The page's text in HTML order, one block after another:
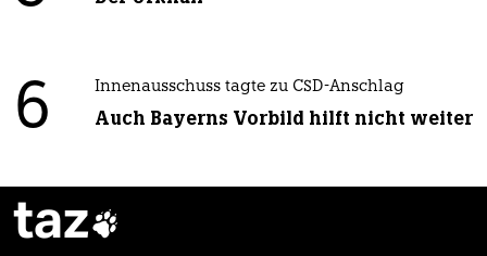
6 Innenausschuss tagte zu CSD-Anschlag
Auch Bayerns Vorbild hilft nicht weiter
taz